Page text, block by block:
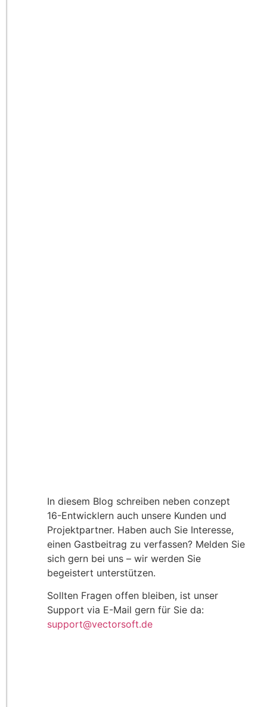
In diesem Blog schreiben neben conzept
16-Entwicklern auch unsere Kunden und
Projektpartner. Haben auch Sie Interesse,
einen Gastbeitrag zu verfassen? Melden Sie
sich gern bei uns – wir werden Sie
begeistert unterstützen.
Sollten Fragen offen bleiben, ist unser
Support via E-Mail gern für Sie da:
support@vectorsoft.de